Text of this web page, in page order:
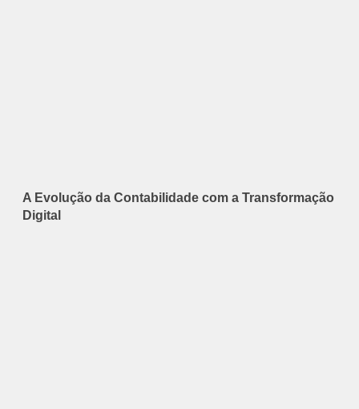
A Evolução da Contabilidade com a Transformação
Digital